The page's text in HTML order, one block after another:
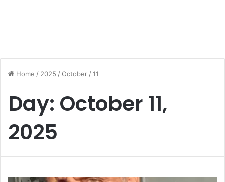
Home / 2025 /October /11
Day: October 11,
2025